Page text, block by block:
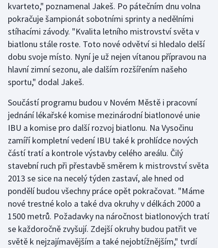
Lezení
Lyže a snowboard
Moderní pětiboj
Motorsport
Olympijské hry
Parasport
Plavání
Plážový volejbal
Ragby
Rychlobruslení
Rychlostní kanoistika
kvarteto," poznamenal Jakeš. Po pátečním dnu volna
pokračuje šampionát sobotními sprinty a nedělními
stíhacími závody. "Kvalita letního mistrovství světa v
biatlonu stále roste. Toto nové odvětví si hledalo delší
dobu svoje místo. Nyní je už nejen vítanou přípravou na
hlavní zimní sezonu, ale dalším rozšířením našeho
sportu," dodal Jakeš.
Součástí programu budou v Novém Městě i pracovní
jednání lékařské komise mezinárodní biatlonové unie
IBU a komise pro další rozvoj biatlonu. Na Vysočinu
zamíří kompletní vedení IBU také k prohlídce nových
částí tratí a kontrole výstavby celého areálu. Čilý
stavební ruch při přestavbě směrem k mistrovství světa
2013 se sice na necelý týden zastaví, ale hned od
pondělí budou všechny práce opět pokračovat. "Máme
nové trestné kolo a také dva okruhy v délkách 2000 a
1500 metrů. Požadavky na náročnost biatlonových tratí
se každoročně zvyšují. Zdejší okruhy budou patřit ve
světě k nejzajímavějším a také nejobtížnějším," tvrdí